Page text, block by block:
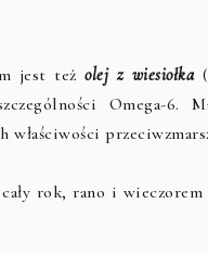
jest teżolej z wiesiołka
Omega-6.
właściwości
rok, rano i